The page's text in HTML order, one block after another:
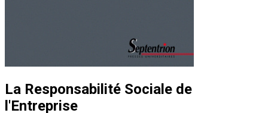
La Responsabilité Sociale de
l'Entreprise